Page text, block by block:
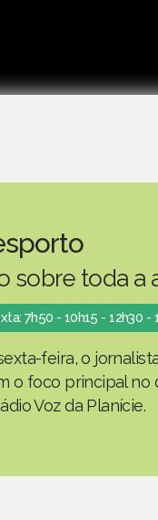
sobre toda a
7h50 - 10h15 - 12h30 -
feira, o
o foco principal no
Voz da Planície.